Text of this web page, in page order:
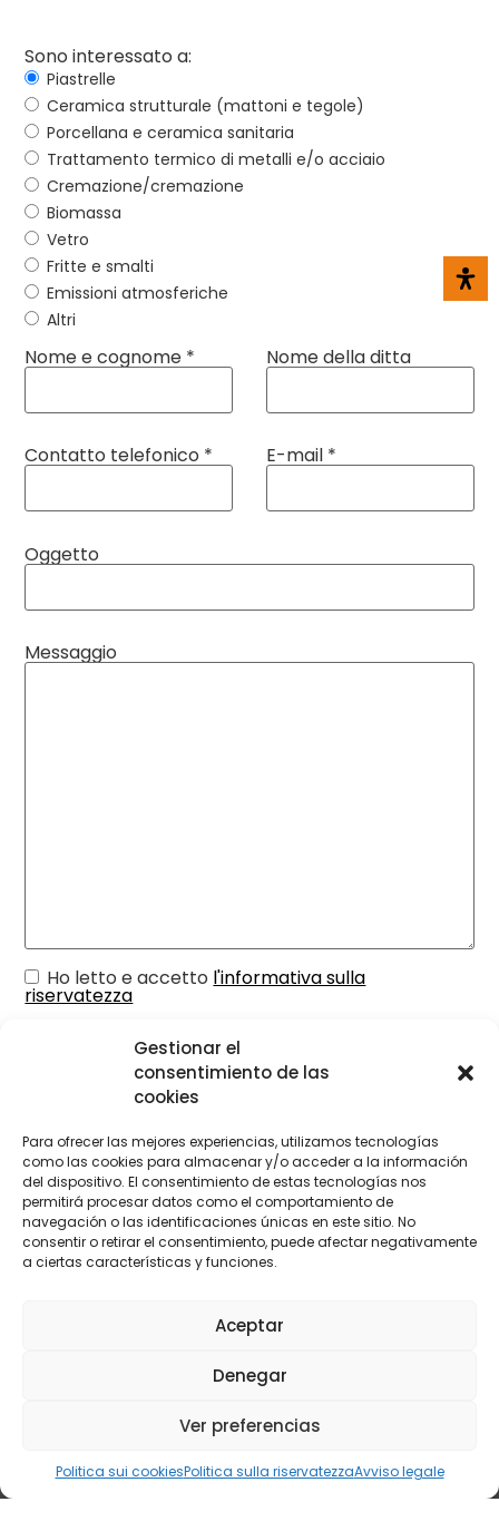
Gestionar el
consentimiento de las
cookies
Para ofrecer las mejores experiencias, utilizamos tecnologías
como las cookies para almacenar y/o acceder a la información
del dispositivo. El consentimiento de estas tecnologías nos
permitirá procesar datos como el comportamiento de
navegación o las identificaciones únicas en este sitio. No
consentir o retirar el consentimiento, puede afectar negativamente
a ciertas características y funciones.
Aceptar
Denegar
Ver preferencias
Politica sui cookiesPolitica sulla riservatezzaAvviso legale
Sono interessato a:
Piastrelle
Ceramica strutturale (mattoni e tegole)
Porcellana e ceramica sanitaria
Trattamento termico di metalli e/o acciaio
Cremazione/cremazione
Biomassa
Vetro
Fritte e smalti
Emissioni atmosferiche
Altri
Nome e cognome * Nome della ditta
Contatto telefonico * E-mail *
Oggetto
Messaggio
Ho letto e accetto l'informativa sulla
riservatezza
central@oxycomb.com
LEVANTE
12004 Castellón
levante@oxycomb.com
© 2024 Copyright Oxycomb Sistemas S.L.